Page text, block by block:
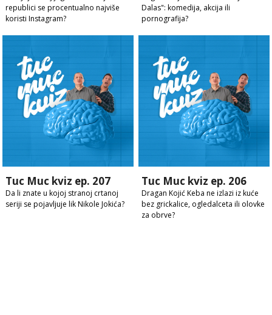
republici se procentualno najviše
koristi Instagram?
Dalas": komedija, akcija ili
pornografija?
Tuc Muc kviz ep. 207
Da li znate u kojoj stranoj crtanoj
seriji se pojavljuje lik Nikole Jokića?
Tuc Muc kviz ep. 206
Dragan Kojić Keba ne izlazi iz kuće
bez grickalice, ogledalceta ili olovke
za obrve?